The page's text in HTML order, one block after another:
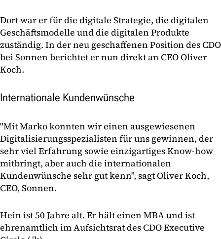
Dort war er für die digitale Strategie, die digitalen
Geschäftsmodelle und die digitalen Produkte
zuständig. In der neu geschaffenen Position des CDO
bei Sonnen berichtet er nun direkt an CEO Oliver
Koch.
Internationale Kundenwünsche
"Mit Marko konnten wir einen ausgewiesenen
Digitalisierungsspezialisten für uns gewinnen, der
sehr viel Erfahrung sowie einzigartiges Know-how
mitbringt, aber auch die internationalen
Kundenwünsche sehr gut kenn", sagt Oliver Koch,
CEO, Sonnen.
Hein ist 50 Jahre alt. Er hält einen MBA und ist
ehrenamtlich im Aufsichtsrat des CDO Executive